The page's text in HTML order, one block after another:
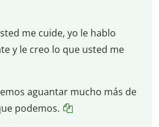
me cuide, yo le hablo
y le creo lo que usted me
aguantar mucho más de
podemos.